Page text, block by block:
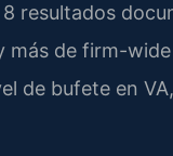
8 resultados
más de firm-
de bufete en